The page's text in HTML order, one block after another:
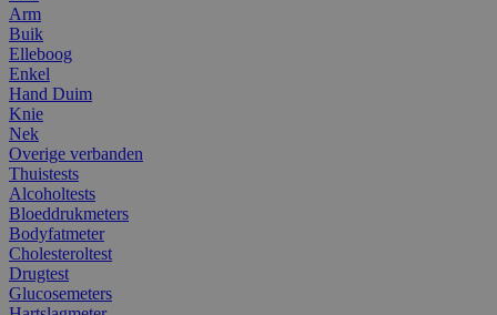
Arm
Buik
Elleboog
Enkel
Hand Duim
Knie
Nek
Overige verbanden
Thuistests
Alcoholtests
Bloeddrukmeters
Bodyfatmeter
Cholesteroltest
Drugtest
Glucosemeters